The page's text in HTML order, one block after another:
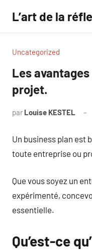
contenu
L’art de la
Uncategorized
Les
projet.
par Louise KESTEL
Un business plan est
toute entreprise ou
Que vous soyez un
expérimenté,
essentielle.
Qu’est-ce